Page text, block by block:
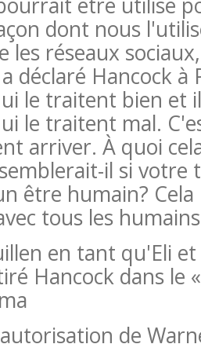
dont nous
les réseaux
déclaré Hancock à
le traitent bien et
le traitent mal.
arriver. À quoi
il si votre
être humain?
tous les
en tant qu'Eli
Hancock dans le
de